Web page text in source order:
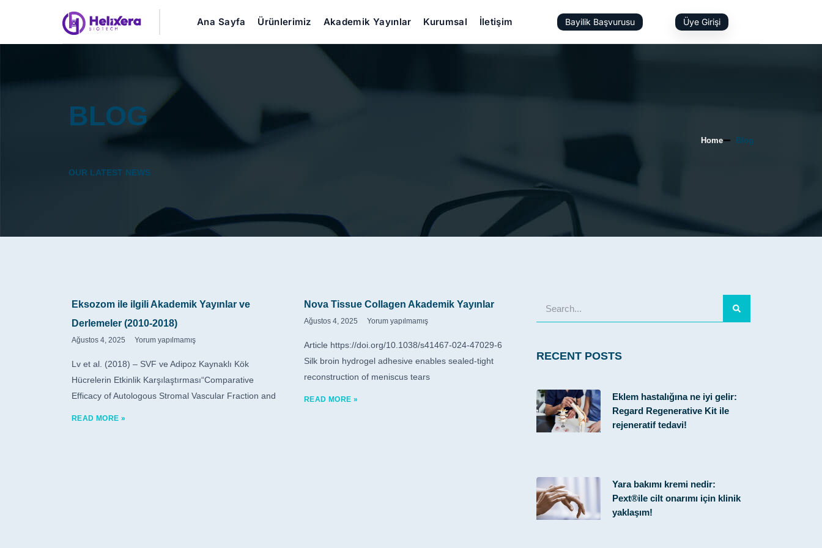
Ana Sayfa Ürünlerimiz Akademik Yayınlar Kurumsal İletişim Bayilik Başvurusu Üye Girişi
BLOG
OUR LATEST NEWS
Home Blog
Eksozom ile ilgili Akademik Yayınlar ve
Derlemeler (2010-2018)
Ağustos 4, 2025 Yorum yapılmamış
Lv et al. (2018) – SVF ve Adipoz Kaynaklı Kök
Hücrelerin Etkinlik Karşılaştırması“Comparative
Efficacy of Autologous Stromal Vascular Fraction and
READ MORE »
Nova Tissue Collagen Akademik Yayınlar
Ağustos 4, 2025 Yorum yapılmamış
Article https://doi.org/10.1038/s41467-024-47029-6
Silk broin hydrogel adhesive enables sealed-tight
reconstruction of meniscus tears
READ MORE »
RECENT POSTS
Eklem hastalığına ne iyi gelir:
Regard Regenerative Kit ile
rejeneratif tedavi!
Yara bakımı kremi nedir:
Pext®ile cilt onarımı için klinik
yaklaşım!